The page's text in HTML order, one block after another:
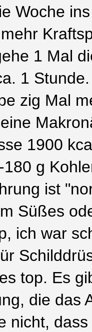
Woche
1 Mal
1
zig Mal
1900
g
ist
Süßes
ich war
top. Es
die das
nicht,